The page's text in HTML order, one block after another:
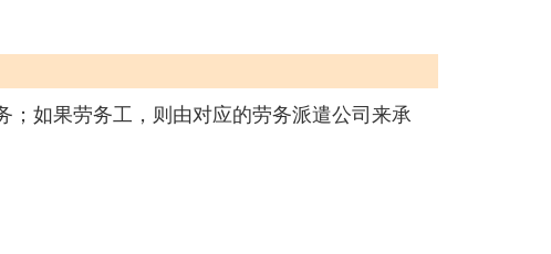
如果劳务工，则由对应的劳务派遣公司来承